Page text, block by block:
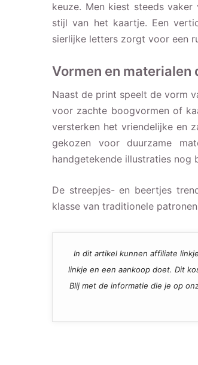
keuze. Men kiest steeds
stijl van het kaartje. Een
sierlijke letters zorgt voor een
Vormen en
Naast de print speelt de vorm
voor zachte boogvormen of
versterken het vriendelijke en
gekozen voor duurzame
handgetekende illustraties nog
De streepjes- en beertjes
klasse van traditionele
In dit artikel kunnen affiliate
linkje en een aankoop doet. Dit
Blij met de informatie die je op